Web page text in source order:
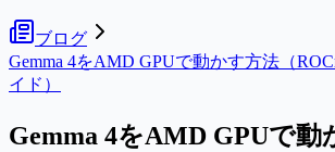
ブログ
Gemma 4をAMD GPUで動かす方法（
イド）
Gemma 4をAMD GPUで動